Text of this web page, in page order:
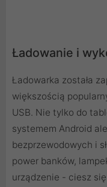
Ładowanie i
Ładowarka została
większością
USB. Nie tylko do
systemem Android
bezprzewodowych i
power banków,
urządzenie - ciesz